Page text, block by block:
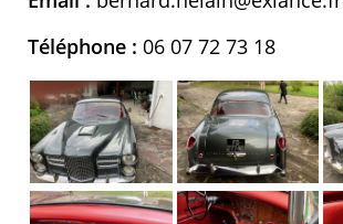
Téléphone : 06 07 72 73 18